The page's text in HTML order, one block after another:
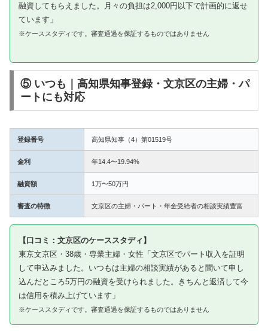
融資してもらえました。月々の負担は2,000円以下で計画的に返せ
ています」
※ケーススタディです。審査通過を保証するものではありません
⑤ いつも｜高知県知事登録・文京区の主婦・パ
ートにも対応
登録番号 高知県知事（4）第01519号
金利 年14.4〜19.94%
融資額 1万〜50万円
審査の特徴 文京区の主婦・パート・年金受給者の相談実績豊富
【口コミ：文京区のケーススタディ】
東京文京区・38歳・専業主婦・女性「文京区でパート収入を証明
して申込みました。いつもは主婦の相談実績があると聞いて申し
込んだところ5万円の融資を受けられました。きちんと返済して今
は信用を積み上げています」
※ケーススタディです。審査通過を保証するものではありません